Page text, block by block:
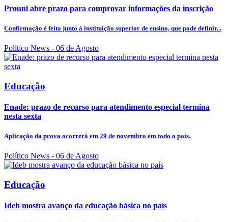
Prouni abre prazo para comprovar informações da inscrição
Confirmação é feita junto à instituição superior de ensino, que pode definir...
Político News - 06 de Agosto
Educação
Enade: prazo de recurso para atendimento especial termina
nesta sexta
Aplicação da prova ocorrerá em 29 de novembro em todo o país.
Político News - 06 de Agosto
Educação
Ideb mostra avanço da educação básica no país